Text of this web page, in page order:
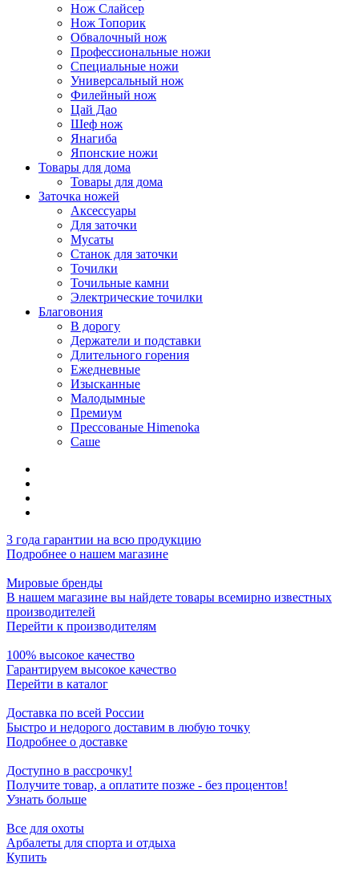
Нож Слайсер
Нож Топорик
Обвалочный нож
Профессиональные ножи
Специальные ножи
Универсальный нож
Филейный нож
Цай Дао
Шеф нож
Янагиба
Японские ножи
Товары для дома
Товары для дома
Заточка ножей
Аксессуары
Для заточки
Мусаты
Станок для заточки
Точилки
Точильные камни
Электрические точилки
Благовония
В дорогу
Держатели и подставки
Длительного горения
Ежедневные
Изысканные
Малодымные
Премиум
Прессованые Himenoka
Саше
3 года гарантии на всю продукцию
Подробнее о нашем магазине
Мировые бренды
В нашем магазине вы найдете товары всемирно известных
производителей
Перейти к производителям
100% высокое качество
Гарантируем высокое качество
Перейти в каталог
Доставка по всей России
Быстро и недорого доставим в любую точку
Подробнее о доставке
Доступно в рассрочку!
Получите товар, а оплатите позже - без процентов!
Узнать больше
Все для охоты
Арбалеты для спорта и отдыха
Купить